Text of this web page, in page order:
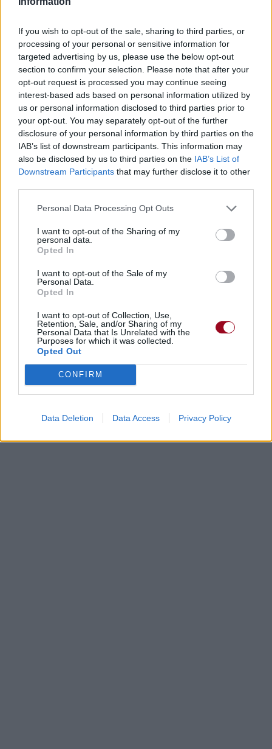
If you wish to opt-out of the sale, sharing to third parties, or
processing of your personal or sensitive information for
targeted advertising by us, please use the below opt-out
section to confirm your selection. Please note that after your
opt-out request is processed you may continue seeing
interest-based ads based on personal information utilized by
us or personal information disclosed to third parties prior to
your opt-out. You may separately opt-out of the further
disclosure of your personal information by third parties on the
IAB’s list of downstream participants. This information may
also be disclosed by us to third parties on the IAB’s List of
Downstream Participants that may further disclose it to other
Personal Data Processing Opt Outs
I want to opt-out of the Sharing of my
personal data.
Opted In
I want to opt-out of the Sale of my
Personal Data.
Opted In
I want to opt-out of Collection, Use,
Retention, Sale, and/or Sharing of my
Personal Data that Is Unrelated with the
Purposes for which it was collected.
Opted Out
CONFIRM
Data Deletion Data Access Privacy Policy
Trouver des vinyles et des CD sur
Trouver un instrument de musique ou une partition au
meilleur prix sur
Paroles Téléchargement
Vidéos
Commentaires
Voir la vidéo de «L'internationale
Paroles Téléchargement
Commentaires
Dire «merci» pour cette traduction